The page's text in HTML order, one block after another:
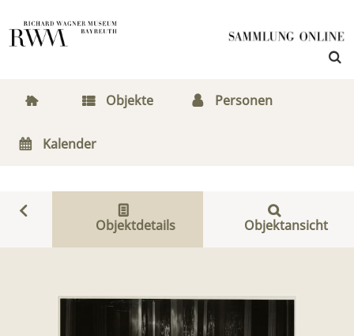
Objekte Personen
Kalender
Objektdetails Objektansicht